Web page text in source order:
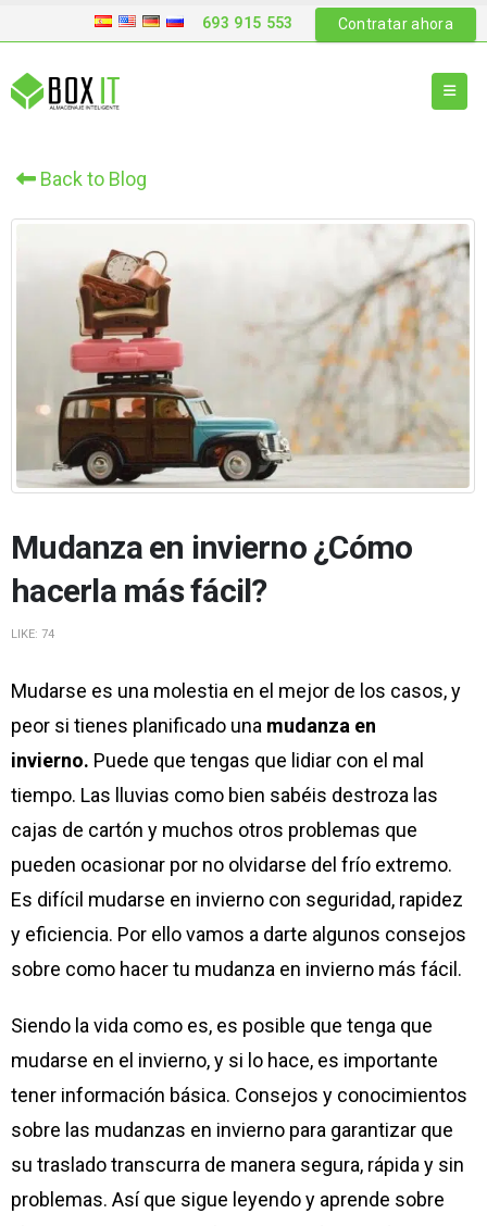
693 915 553 Contratar ahora
Back to Blog
Mudanza en invierno ¿Cómo
hacerla más fácil?
LIKE: 74
Mudarse es una molestia en el mejor de los casos, y
peor si tienes planificado una mudanza en
invierno. Puede que tengas que lidiar con el mal
tiempo. Las lluvias como bien sabéis destroza las
cajas de cartón y muchos otros problemas que
pueden ocasionar por no olvidarse del frío extremo.
Es difícil mudarse en invierno con seguridad, rapidez
y eficiencia. Por ello vamos a darte algunos consejos
sobre como hacer tu mudanza en invierno más fácil.
Siendo la vida como es, es posible que tenga que
mudarse en el invierno, y si lo hace, es importante
tener información básica. Consejos y conocimientos
sobre las mudanzas en invierno para garantizar que
su traslado transcurra de manera segura, rápida y sin
problemas. Así que sigue leyendo y aprende sobre